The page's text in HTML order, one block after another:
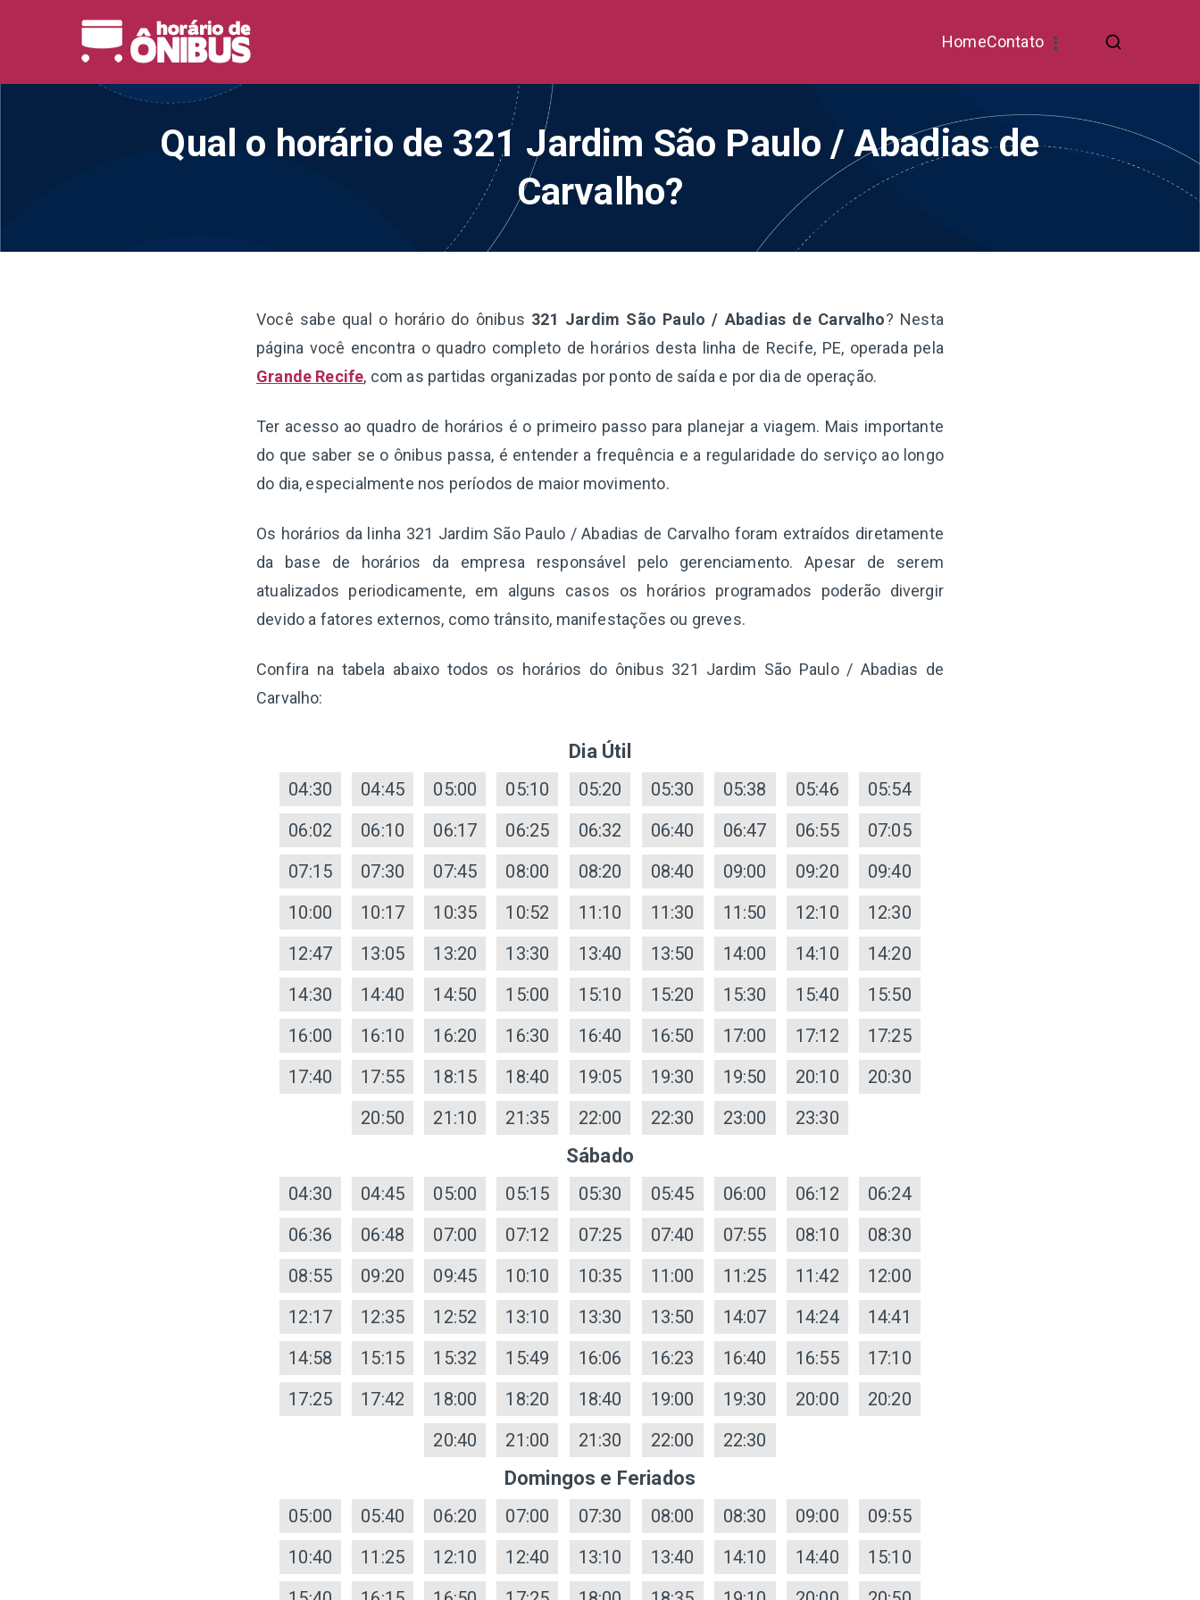
HomeContato
Qual o horário de 321 Jardim São Paulo / Abadias de
Carvalho?
Você sabe qual o horário do ônibus 321 Jardim São Paulo / Abadias de Carvalho? Nesta
página você encontra o quadro completo de horários desta linha de Recife, PE, operada pela
Grande Recife, com as partidas organizadas por ponto de saída e por dia de operação.
Ter acesso ao quadro de horários é o primeiro passo para planejar a viagem. Mais importante
do que saber se o ônibus passa, é entender a frequência e a regularidade do serviço ao longo
do dia, especialmente nos períodos de maior movimento.
Os horários da linha 321 Jardim São Paulo / Abadias de Carvalho foram extraídos diretamente
da base de horários da empresa responsável pelo gerenciamento. Apesar de serem
atualizados periodicamente, em alguns casos os horários programados poderão divergir
devido a fatores externos, como trânsito, manifestações ou greves.
Confira na tabela abaixo todos os horários do ônibus 321 Jardim São Paulo / Abadias de
Carvalho:
Dia Útil
04:30 04:45 05:00 05:10 05:20 05:30 05:38 05:46
05:54
06:02
06:10 06:17 06:25 06:32 06:40 06:47 06:55
07:05
07:15
07:30 07:45 08:00 08:20 08:40 09:00 09:20
09:40
10:00
10:17 10:35 10:52 11:10 11:30 11:50 12:10
12:30
12:47
13:05 13:20 13:30 13:40 13:50 14:00 14:10
14:20
14:30
14:40 14:50 15:00 15:10 15:20 15:30 15:40
15:50
16:00
16:10 16:20 16:30 16:40 16:50 17:00 17:12
17:25
17:40
17:55 18:15 18:40 19:05 19:30 19:50 20:10
20:30
20:50
21:10 21:35 22:00 22:30 23:00 23:30
Sábado
04:30 04:45 05:00 05:15 05:30 05:45 06:00 06:12
06:24
06:36
06:48 07:00 07:12 07:25 07:40 07:55 08:10
08:30
08:55
09:20 09:45 10:10 10:35 11:00 11:25 11:42
12:00
12:17
12:35 12:52 13:10 13:30 13:50 14:07 14:24
14:41
14:58
15:15 15:32 15:49 16:06 16:23 16:40 16:55
17:10
17:25
17:42 18:00 18:20 18:40 19:00 19:30 20:00
20:20
20:40
21:00 21:30 22:00 22:30
Domingos e Feriados
05:00 05:40 06:20 07:00 07:30 08:00 08:30 09:00
09:55
10:40
11:25 12:10 12:40 13:10 13:40 14:10 14:40
15:10